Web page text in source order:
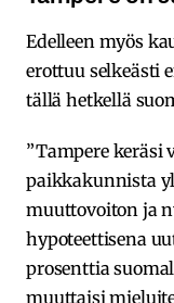
Edelleen myös
erottuu selkeästi
tällä hetkellä
”Tampere keräsi
paikkakunnista
muuttovoiton ja
hypoteettisena
prosenttia
muuttaisi